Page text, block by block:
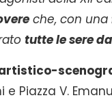
che, con una
tutte le sere
artistico-
e Piazza V.